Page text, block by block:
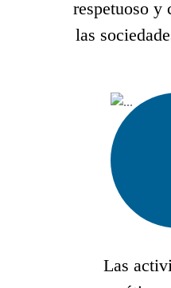
respetuoso y
las
Las